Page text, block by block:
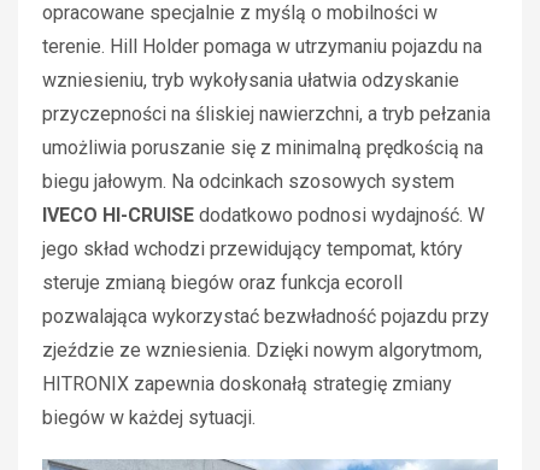
opracowane specjalnie z myślą o mobilności w
terenie. Hill Holder pomaga w utrzymaniu pojazdu na
wzniesieniu, tryb wykołysania ułatwia odzyskanie
przyczepności na śliskiej nawierzchni, a tryb pełzania
umożliwia poruszanie się z minimalną prędkością na
biegu jałowym. Na odcinkach szosowych system
IVECO HI-CRUISE dodatkowo podnosi wydajność. W
jego skład wchodzi przewidujący tempomat, który
steruje zmianą biegów oraz funkcja ecoroll
pozwalająca wykorzystać bezwładność pojazdu przy
zjeździe ze wzniesienia. Dzięki nowym algorytmom,
HITRONIX zapewnia doskonałą strategię zmiany
biegów w każdej sytuacji.